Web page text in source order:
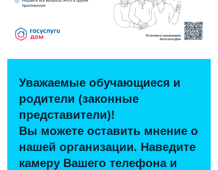
Уважаемые обучающиеся и
родители (законные
представители)!
Вы можете оставить мнение о
нашей организации. Наведите
камеру Вашего телефона и